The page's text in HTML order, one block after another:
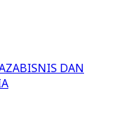
BISNIS DAN